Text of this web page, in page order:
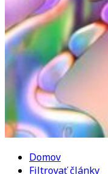
Domov
Filtrovať články